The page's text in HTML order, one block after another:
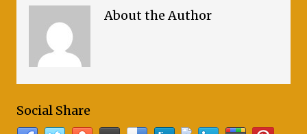
About the Author
Social Share